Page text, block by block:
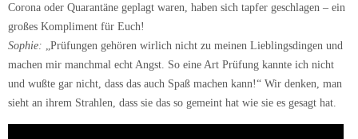
Corona oder Quarantäne geplagt waren, haben sich tapfer geschlagen – ein
großes Kompliment für Euch!
Sophie: „Prüfungen gehören wirlich nicht zu meinen Lieblingsdingen und
machen mir manchmal echt Angst. So eine Art Prüfung kannte ich nicht
und wußte gar nicht, dass das auch Spaß machen kann!“ Wir denken, man
sieht an ihrem Strahlen, dass sie das so gemeint hat wie sie es gesagt hat.